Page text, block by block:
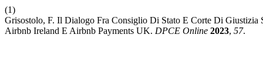
(1)
Grisostolo, F. Il Dialogo Fra Consiglio Di Stato E Corte Di
Airbnb Ireland E Airbnb Payments UK. DPCE Online 2023, 57.